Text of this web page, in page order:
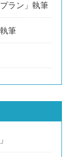
ラン」執筆
筆